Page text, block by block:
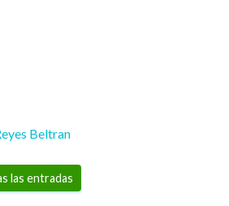
Beltran
las entradas